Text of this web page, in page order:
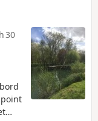
30